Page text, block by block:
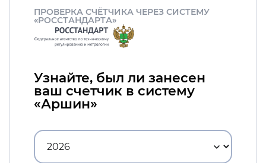
ПРОВЕРКА СЧЁТЧИКА ЧЕРЕЗ СИСТЕМУ
«РОССТАНДАРТА»
Узнайте, был ли занесен
ваш счетчик в систему
«Аршин»